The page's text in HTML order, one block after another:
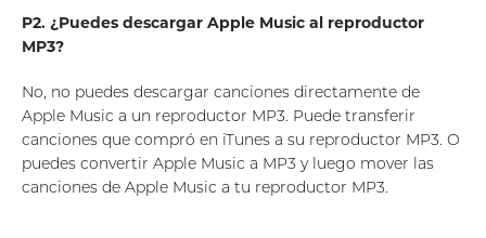
P2. ¿Puedes descargar Apple Music al reproductor
MP3?
No, no puedes descargar canciones directamente de
Apple Music a un reproductor MP3. Puede transferir
canciones que compró en iTunes a su reproductor MP3. O
puedes convertir Apple Music a MP3 y luego mover las
canciones de Apple Music a tu reproductor MP3.